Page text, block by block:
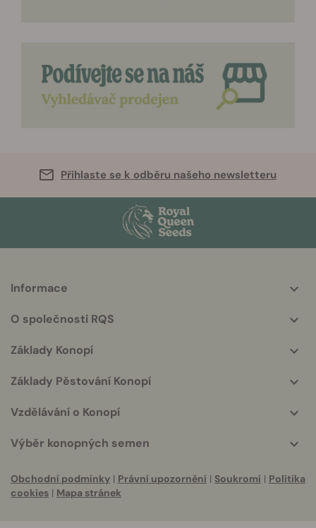
Přihlaste se k odběru našeho newsletteru
More
info
Informace
O společnosti RQS
Základy Konopí
Základy Pěstování Konopí
Vzdělávání o Konopí
Výběr konopných semen
Obchodní podmínky | Právní upozornění | Soukromí | Politika
cookies | Mapa stránek